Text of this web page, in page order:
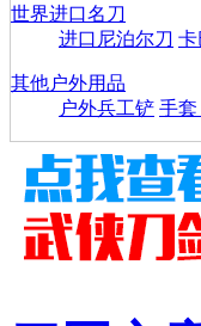
世界进口名刀
进口尼泊尔刀 卡
其他户外用品
户外兵工铲 手套